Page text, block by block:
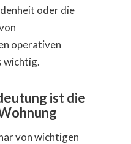
oder die
operativen
wichtig.
ist die
von wichtigen